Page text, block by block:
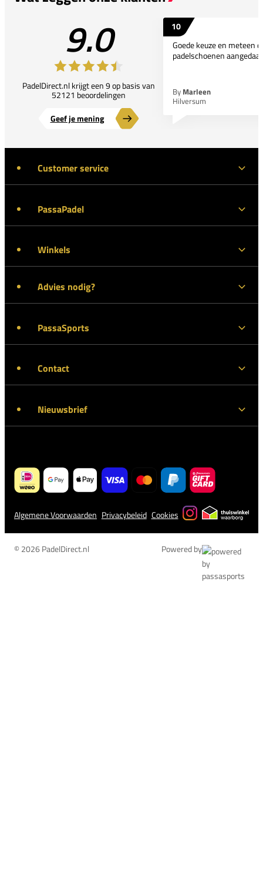
9.0
PadelDirect.nl krijgt een 9 op basis van
52121 beoordelingen
Geef je mening
10
Goede keuze en meteen
padelschoenen
By Marleen
Hilversum
Customer service
PassaPadel
Winkels
Advies nodig?
PassaSports
Contact
Nieuwsbrief
Algemene Voorwaarden Privacybeleid Cookies
© 2026 PadelDirect.nl Powered by